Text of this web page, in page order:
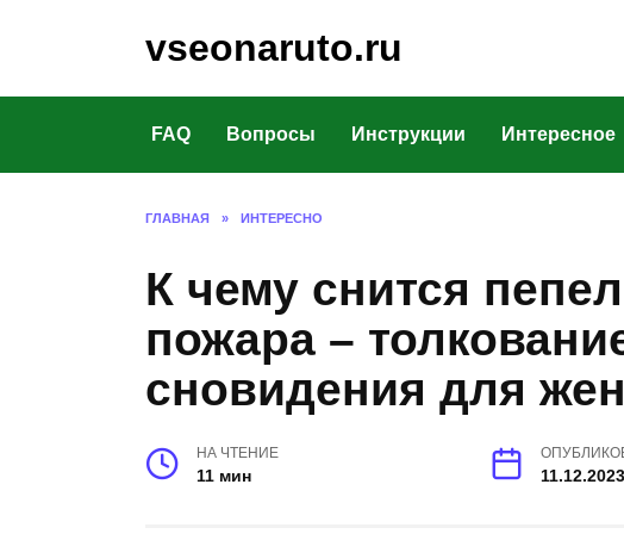
vseonaruto.ru
FAQ Вопросы Инструкции Интересное
ГЛАВНАЯ » ИНТЕРЕСНО
К чему снится
пожара –
сновидения для
НА ЧТЕНИЕ
11 мин 11.12.2023